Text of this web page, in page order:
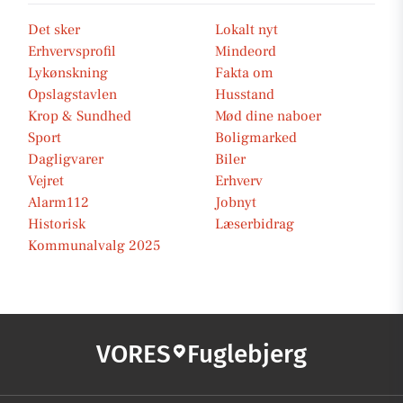
Det sker
Lokalt nyt
Erhvervsprofil
Mindeord
Lykønskning
Fakta om
Opslagstavlen
Husstand
Krop & Sundhed
Mød dine naboer
Sport
Boligmarked
Dagligvarer
Biler
Vejret
Erhverv
Alarm112
Jobnyt
Historisk
Læserbidrag
Kommunalvalg 2025
VORES Fuglebjerg